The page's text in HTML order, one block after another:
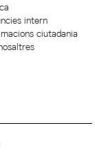
intern
ciutadania